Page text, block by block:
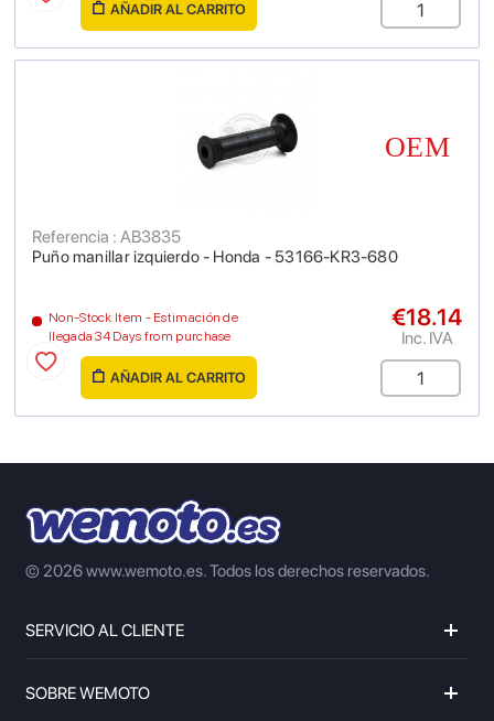
AÑADIR AL CARRITO
Puño manillar izquierdo - Honda - 53166-KR3-680
Referencia : AB3835
Non-Stock Item - Estimación de
llegada 34 Days from purchase
€18.14
Inc. IVA
AÑADIR AL CARRITO
© 2026 www.wemoto.es.Todos los derechos reservados.
SERVICIO AL CLIENTE
SOBRE WEMOTO